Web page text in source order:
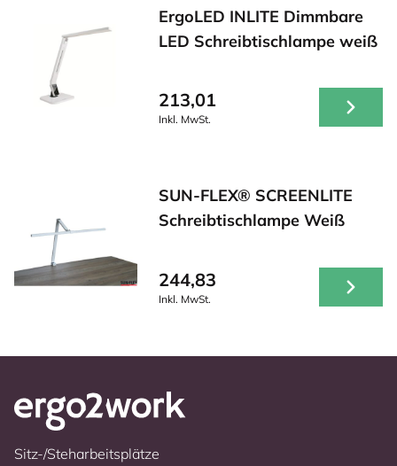
ErgoLED INLITE Dimmbare
LED Schreibtischlampe weiß
213,01
Inkl. MwSt.
SUN-FLEX® SCREENLITE
Schreibtischlampe Weiß
244,83
Inkl. MwSt.
Sitz-/Steharbeitsplätze